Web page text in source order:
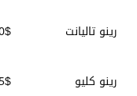
رينو تاليانت
رينو كليو